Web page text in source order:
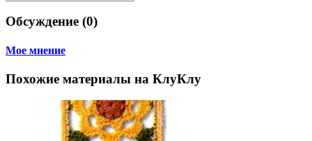
Обсуждение (0)
Мое мнение
Похожие материалы на КлуКлу